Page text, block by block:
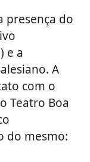
presença do
e a
A
com o
Teatro Boa
do mesmo: